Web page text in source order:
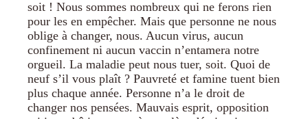
soit ! Nous sommes nombreux qui ne ferons rien
pour les en empêcher. Mais que personne ne nous
oblige à changer, nous. Aucun virus, aucun
confinement ni aucun vaccin n’entamera notre
orgueil. La maladie peut nous tuer, soit. Quoi de
neuf s’il vous plaît ? Pauvreté et famine tuent bien
plus chaque année. Personne n’a le droit de
changer nos pensées. Mauvais esprit, opposition